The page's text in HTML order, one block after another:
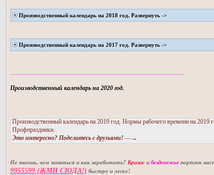
Производственный календарь на 2018 год. Развернуть ->
Производственный календарь на 2017 год. Развернуть ->
Производственный календарь на 2020 год.
Производственный календарь на 2019 год. Нормы рабочего времени на 2019
Профпраздники.
Это интересно? Поделитесь с друзьями! —→
Не знаешь, чем заняться и как заработать? Кризис и безденежье портят
9955599 (ЖМИ СЮДА!) быстро и легко!